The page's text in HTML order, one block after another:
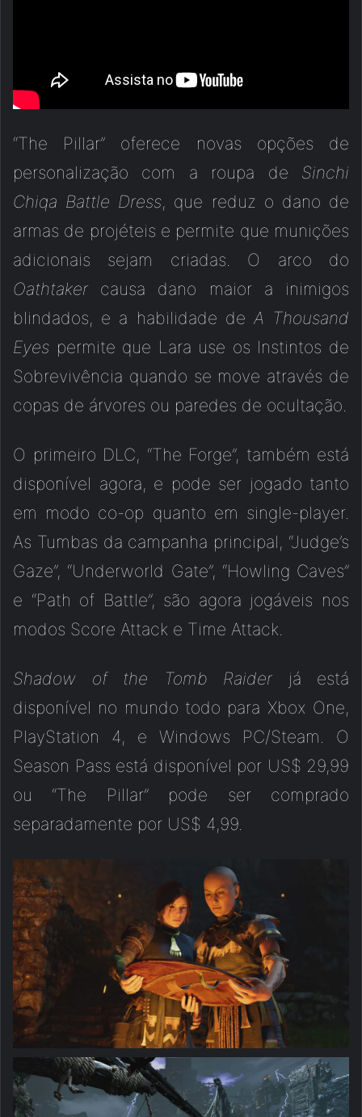
“The Pillar” oferece novas opções de
personalização com a roupa de Sinchi
Chiqa Battle Dress, que reduz o dano de
armas de projéteis e permite que munições
adicionais sejam criadas. O arco do
Oathtaker causa dano maior a inimigos
blindados, e a habilidade de A Thousand
Eyes permite que Lara use os Instintos de
Sobrevivência quando se move através de
copas de árvores ou paredes de ocultação.
O primeiro DLC, “The Forge”, também está
disponível agora, e pode ser jogado tanto
em modo co-op quanto em single-player.
As Tumbas da campanha principal, “Judge’s
Gaze”, “Underworld Gate”, “Howling Caves”
e “Path of Battle”, são agora jogáveis nos
modos Score Attack e Time Attack.
Shadow of the Tomb Raider já está
disponível no mundo todo para Xbox One,
PlayStation 4, e Windows PC/Steam. O
Season Pass está disponível por US$ 29,99
ou “The Pillar” pode ser comprado
separadamente por US$ 4,99.